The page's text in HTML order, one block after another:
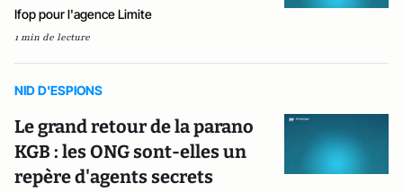
Ifop pour l'agence Limite
1 min de lecture
NID D'ESPIONS
Le grand retour de la parano
KGB : les ONG sont-elles un
repère d'agents secrets